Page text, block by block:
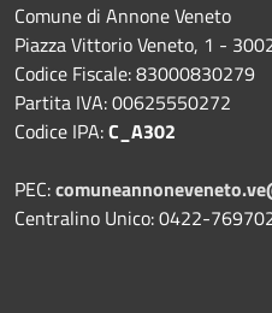
Comune di Annone Veneto
Piazza Vittorio Veneto, 1 -
Codice Fiscale: 83000830279
Partita IVA: 00625550272
Codice IPA:C_A302
PEC:
Centralino Unico: 0422-